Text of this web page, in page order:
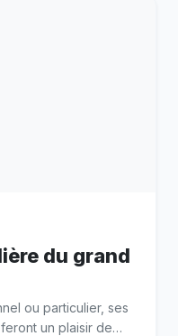
du grand
ou particulier, ses
un plaisir de